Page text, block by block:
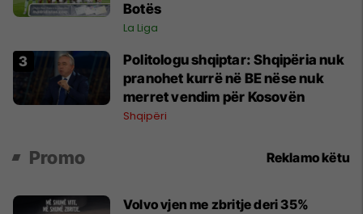
Botës
La Liga
Politologu shqiptar: Shqipëria nuk
pranohet kurrë në BE nëse nuk
merret vendim për Kosovën
Shqipëri
Promo Reklamo këtu
Volvo vjen me zbritje deri 35%